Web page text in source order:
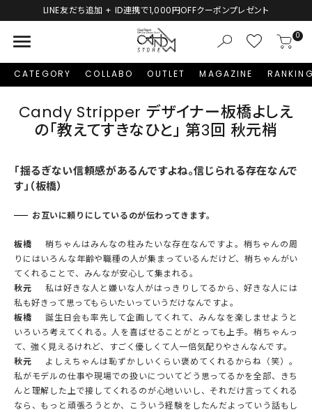
LINE友だち追加 + ID連携で1,000円OFFクーポンプレゼント
menu 0
CATEGORY COLLABO OUTLET MAGAZINE
Candy Stripper デザイナー板橋よしえ
の「教えてすきなひと」 第3回 秋元梢
「揺るぎない信頼感があるんですよね。信じられる存在なんで
す」（板橋）
お互いに頼りにしているのが伝わってきます。
板橋
梢ちゃんはみんなの柱みたいな存在なんですよ。梢ちゃんの周
りにはいろんな年齢や職種の人が集まっているんだけど、梢ちゃんがい
てくれることで、みんなが安心して集まれる。
秋元
私は好きな人と嫌いな人がはっきりしてるから、好きな人には
私も好きって思ってもらいたいっていうだけなんですよ。
板橋
誕生日会も率先して企画してくれて、みんなを楽しませようと
いろいろ考えてくれる。人を喜ばせることがとっても上手。梢ちゃんっ
て、強く見えるけれど、すごく優しくて人一倍気配りやさんなんです。
秋元
よしえちゃんは恥ずかしいくらい褒めてくれるからね（笑）。
私がモデルの仕事や現場での扱いについてどう思ってるかを全部、きち
んと理解した上で接してくれるのが心地いいし、それだけ言ってくれる
なら、もっと頑張ろうとか、こういう経験をしたんだよっていう話もし